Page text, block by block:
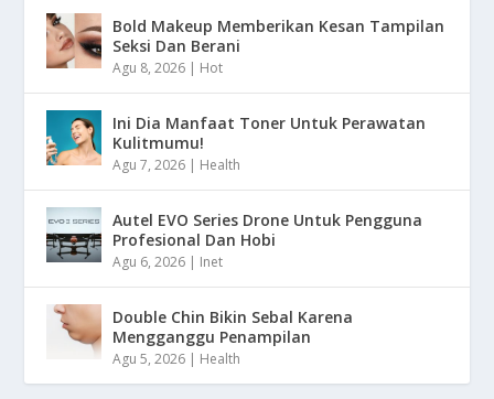
Bold Makeup Memberikan Kesan Tampilan
Seksi Dan Berani
Agu 8, 2026 | Hot
Ini Dia Manfaat Toner Untuk Perawatan
Kulitmumu!
Agu 7, 2026 | Health
Autel EVO Series Drone Untuk Pengguna
Profesional Dan Hobi
Agu 6, 2026 | Inet
Double Chin Bikin Sebal Karena
Mengganggu Penampilan
Agu 5, 2026 | Health